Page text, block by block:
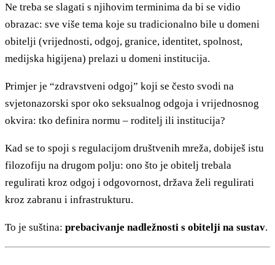
Ne treba se slagati s njihovim terminima da bi se vidio
obrazac: sve više tema koje su tradicionalno bile u domeni
obitelji (vrijednosti, odgoj, granice, identitet, spolnost,
medijska higijena) prelazi u domeni institucija.
Primjer je “zdravstveni odgoj” koji se često svodi na
svjetonazorski spor oko seksualnog odgoja i vrijednosnog
okvira: tko definira normu – roditelj ili institucija?
Kad se to spoji s regulacijom društvenih mreža, dobiješ istu
filozofiju na drugom polju: ono što je obitelj trebala
regulirati kroz odgoj i odgovornost, država želi regulirati
kroz zabranu i infrastrukturu.
To je suština: prebacivanje nadležnosti s obitelji na sustav.